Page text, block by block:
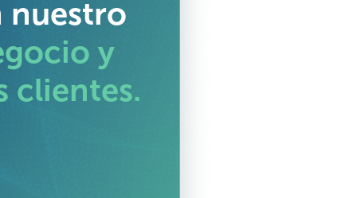
nuestro
y
clientes.